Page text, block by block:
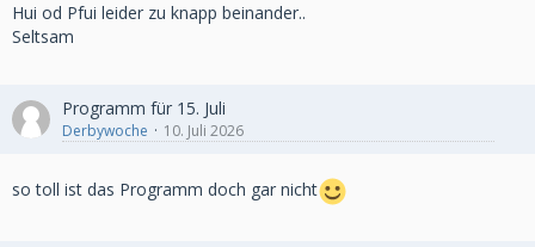
Hui od Pfui leider zu knapp beinander..
Seltsam
Programm für 15. Juli
Derbywoche 10. Juli 2026
so toll ist das Programm doch gar nicht